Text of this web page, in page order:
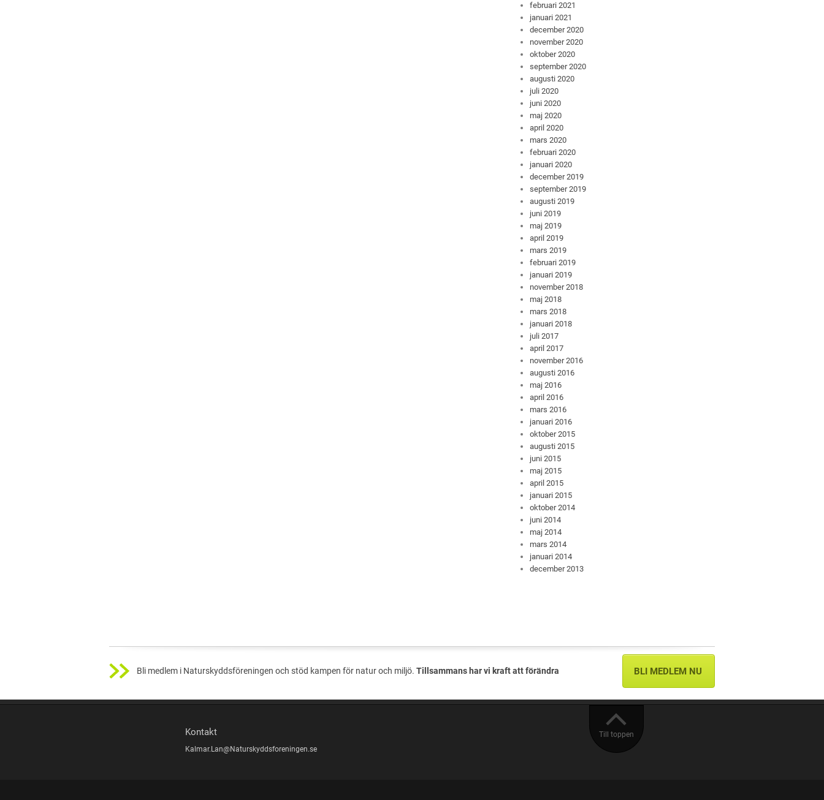
februari 2021
januari 2021
december 2020
november 2020
oktober 2020
september 2020
augusti 2020
juli 2020
juni 2020
maj 2020
april 2020
mars 2020
februari 2020
januari 2020
december 2019
september 2019
augusti 2019
juni 2019
maj 2019
april 2019
mars 2019
februari 2019
januari 2019
november 2018
maj 2018
mars 2018
januari 2018
juli 2017
april 2017
november 2016
augusti 2016
maj 2016
april 2016
mars 2016
januari 2016
oktober 2015
augusti 2015
juni 2015
maj 2015
april 2015
januari 2015
oktober 2014
juni 2014
maj 2014
mars 2014
januari 2014
december 2013
Bli medlem i Naturskyddsföreningen och stöd kampen för natur och miljö. Tillsammans har vi kraft att förändra BLI MEDLEM NU
Till toppen
Kontakt
Kalmar.Lan@Naturskyddsforeningen.se